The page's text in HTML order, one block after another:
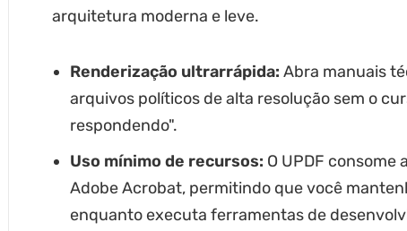
arquitetura moderna e leve.
Renderização ultrarrápida: Abra manuais
arquivos políticos de alta resolução sem o
respondendo".
Uso mínimo de recursos: O UPDF consome
Adobe Acrobat, permitindo que você
enquanto executa ferramentas de